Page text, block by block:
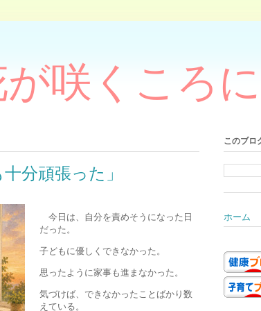
咲くころに
分頑張った」
今日は、自分を責めそうになった日
だった。
子どもに優しくできなかった。
思ったように家事も進まなかった。
気づけば、できなかったことばかり数
えている。
このブロ
ホーム